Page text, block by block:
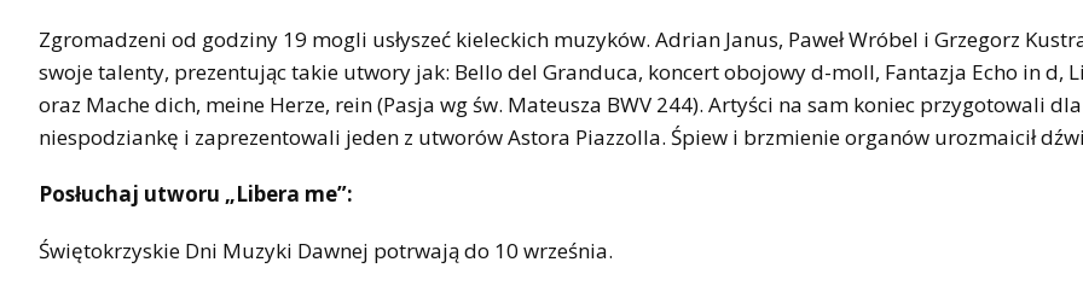
Zgromadzeni od godziny 19 mogli usłyszeć kieleckich muzyków. Adrian Janus, Paweł Wróbel i Grzegorz
swoje talenty, prezentując takie utwory jak: Bello del Granduca, koncert obojowy d-moll, Fantazja Echo in d,
oraz Mache dich, meine Herze, rein (Pasja wg św. Mateusza BWV 244). Artyści na sam koniec przygotowali dla
niespodziankę i zaprezentowali jeden z utworów Astora Piazzolla. Śpiew i brzmienie organów urozmaicił
Posłuchaj utworu „Libera me”:
Świętokrzyskie Dni Muzyki Dawnej potrwają do 10 września.